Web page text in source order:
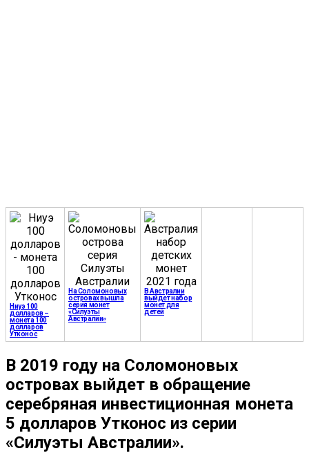
Ниуэ 100
долларов –
монета 100
долларов
Утконос
На Соломоновых
островах вышла
серия монет
«Силуэты
Австралии»
В Австралии
выйдет набор
монет для
детей
В 2019 году на Соломоновых
островах выйдет в обращение
серебряная инвестиционная монета
5 долларов Утконос из серии
«Силуэты Австралии».